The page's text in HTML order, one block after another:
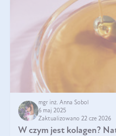
mgr inż. Anna Sobol
6 maj 2025
Zaktualizowano 22 cze 2026
W czym jest kolagen?